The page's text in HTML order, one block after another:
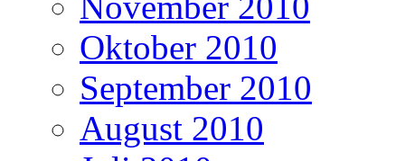
Oktober 2010
September 2010
August 2010